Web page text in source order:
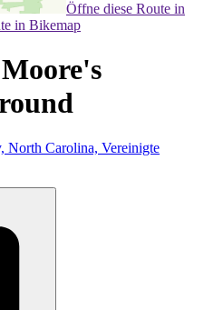
Öffne diese Route in
in Bikemap
North Carolina, Vereinigte